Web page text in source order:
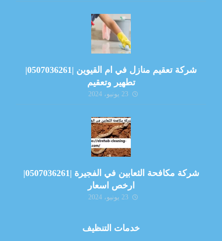
شركة تعقيم منازل في ام القيوين |0507036261|
تطهير وتعقيم
23 يونيو، 2024
شركة مكافحة الثعابين في الفجيرة |0507036261|
ارخص اسعار
23 يونيو، 2024
خدمات التنظيف